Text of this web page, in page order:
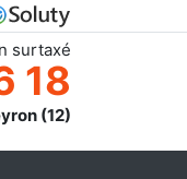
surtaxé
18
(12)